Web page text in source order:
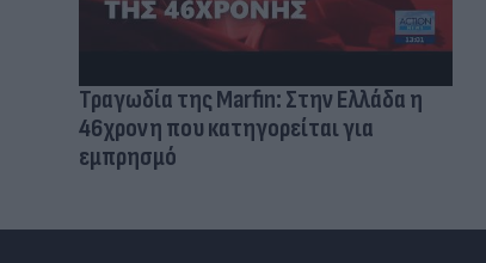
Τραγωδία της Marfin: Στην Ελλάδα η
46χρονη που κατηγορείται για
εμπρησμό